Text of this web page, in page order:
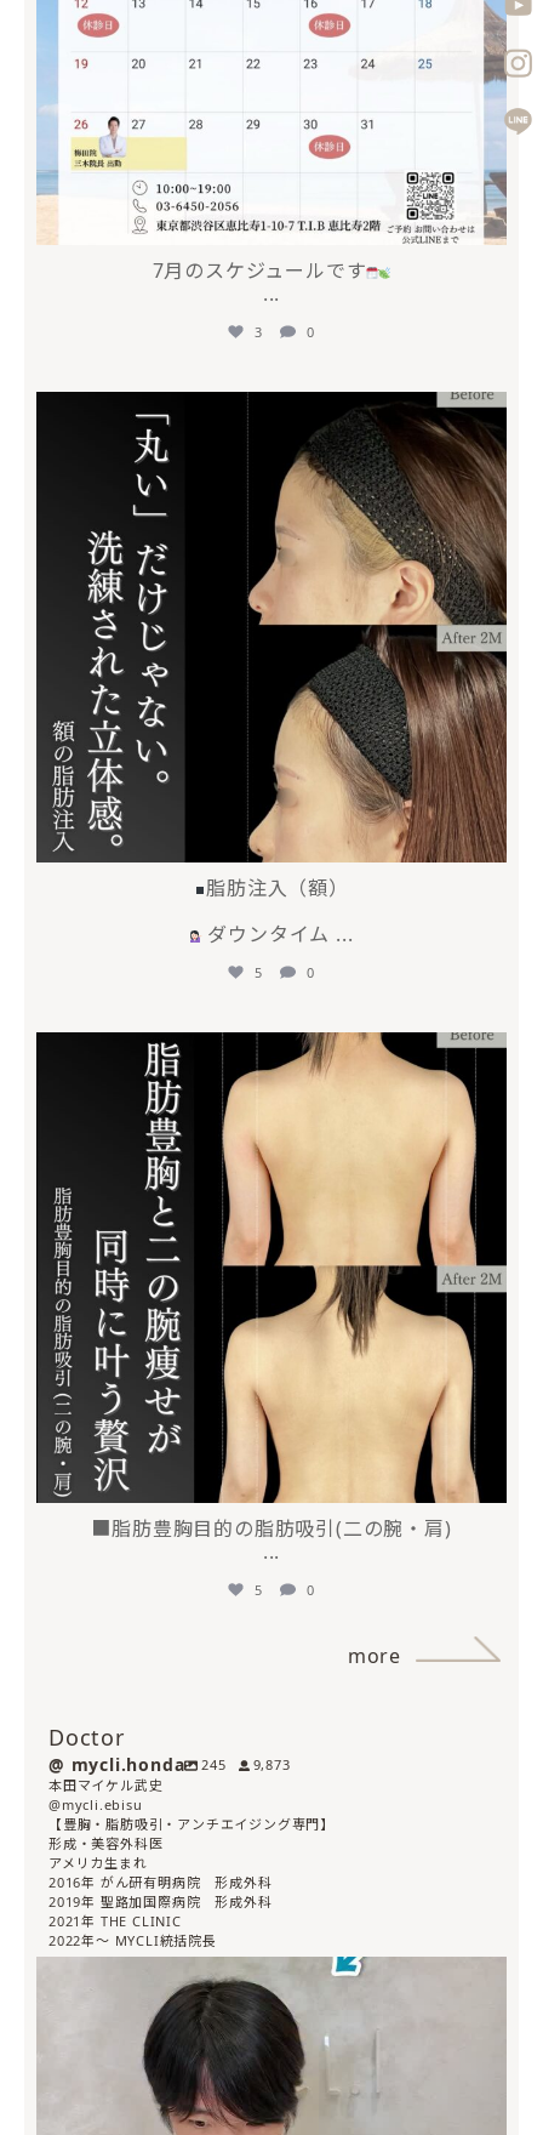
7月のスケジュールです
...
3 0
mycli.ebisu
脂肪注入（額）
ダウンタイム ...
5 0
mycli.ebisu
4月 28
■脂肪豊胸目的の脂肪吸引(二の腕・肩)
...
5 0
more
Doctor
mycli.honda 245
9,873
本田マイケル武史
@mycli.ebisu
【豊胸・脂肪吸引・アンチエイジング専門】
形成・美容外科医
アメリカ生まれ
2016年 がん研有明病院 形成外科
2019年 聖路加国際病院 形成外科
2021年 THE CLINIC
2022年〜 MYCLI統括院長
mycli.honda
7月 30